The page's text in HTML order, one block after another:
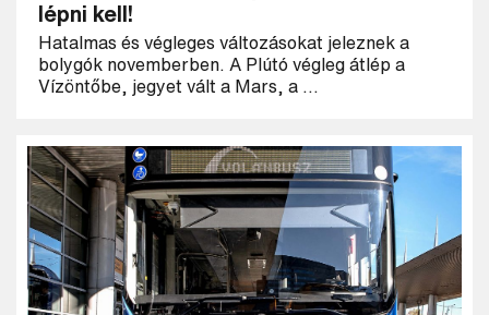
lépni kell!
Hatalmas és végleges változásokat jeleznek a
bolygók novemberben. A Plútó végleg átlép a
Vízöntőbe, jegyet vált a Mars, a ...